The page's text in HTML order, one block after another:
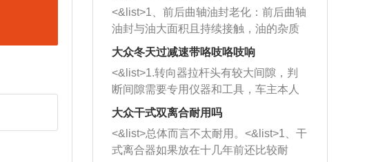
西取出来。但如果是因为积碳过多引起
的堵塞，就需要将三元催化器泡在草酸
洗剂对堵塞的情况得到解决，将清洗剂
放在燃油箱中，与燃油混合后，车辆启
动时，就可以和汽油一起进入到燃烧
室，最后形成废气排出，就可以让三元
催化器得到清洗，排气管堵塞的情况就
能够得到解决。
一圈半的练习，往右同样也要打相同的
圈数。 <&list>3、最后强调要反复练
习，这样就可以形成肌肉记忆，在真实
驾驶车辆时，不需要记忆也能打好方
向。
<&list>1、前后曲轴油封老化：前后曲轴
油封与油大面积且持续接触，油的杂质
和发动机内持续温度变化使其密封效果
逐渐减弱，导致渗油或漏油。<&list>2、
活塞间隙过大：积碳会使活塞环与缸体
的间隙扩大，导致机油流入燃烧室中，
造成烧机油。<&list>3、机油粘度。使用
机油粘度过小的话，同样会有烧机油现
象，机油粘度过小具有很好的流动性，
大众冬天过减速带咯吱咯吱响
<&list>1.转向器拉杆头有较大间隙，判
断间隙需要专用仪器和工具，车主本人
无法制作，需要将车辆送到修理厂或4s
店；<&list>2.车辆半轴套管防尘罩破
裂，破裂后会出现漏油现象，使半轴磨
损严重，磨损的半轴容易损坏，产生异
大众干式双离合耐用吗
<&list>总体而言不太耐用。<&list>1、干
式离合器如果放在十几年前还比较耐